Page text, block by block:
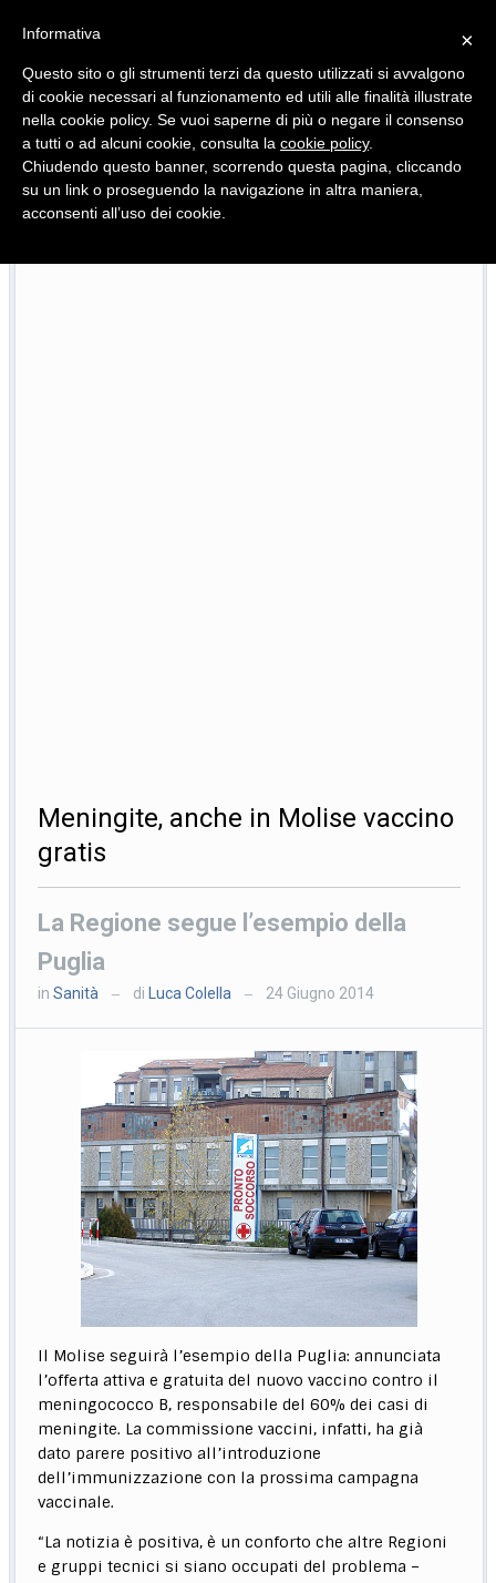
Quotidiano d'informazione distribuito in Molise con
Meningite, anche in Molise vaccino
gratis
La Regione segue l’esempio della
Puglia
inSanità — di Luca Colella — 24 Giugno 2014
Il Molise seguirà l’esempio della Puglia: annunciata
l’offerta attiva e gratuita del nuovo vaccino contro il
meningococco B, responsabile del 60% dei casi di
meningite. La commissione vaccini, infatti, ha già
dato parere positivo all’introduzione
dell’immunizzazione con la prossima campagna
vaccinale.
“La notizia è positiva, è un conforto che altre Regioni
e gruppi tecnici si siano occupati del problema –
×
Informativa
Questo sito o gli strumenti terzi da questo utilizzati si avvalgono
di cookie necessari al funzionamento ed utili alle finalità illustrate
nella cookie policy. Se vuoi saperne di più o negare il consenso
a tutti o ad alcuni cookie, consulta la cookie policy.
Chiudendo questo banner, scorrendo questa pagina, cliccando
su un link o proseguendo la navigazione in altra maniera,
acconsenti all’uso dei cookie.